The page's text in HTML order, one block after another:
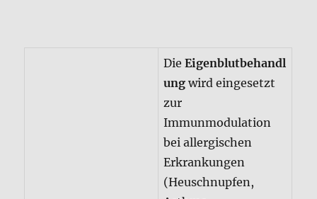
bei allergischen
Erkrankungen
Asthma,
Konjunktivitis,
Nahrungsmittelallerg
ien u.a.).